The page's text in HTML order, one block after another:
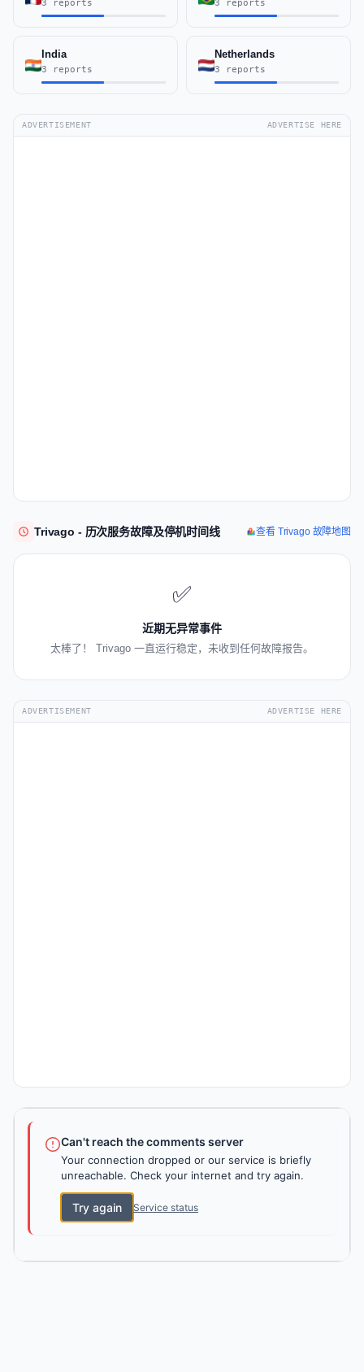
3 reports 3 reports
India
3 reports
Netherlands
3 reports
ADVERTISEMENT ADVERTISE HERE
Trivago - 历次服务故障及停机时间线 查看 Trivago 故障地图
✅
近期无异常事件
太棒了！ Trivago 一直运行稳定，未收到任何故障报告。
ADVERTISEMENT ADVERTISE HERE
Can't reach the comments server
Your connection dropped or our service is briefly
unreachable. Check your internet and try again.
Try again Service status